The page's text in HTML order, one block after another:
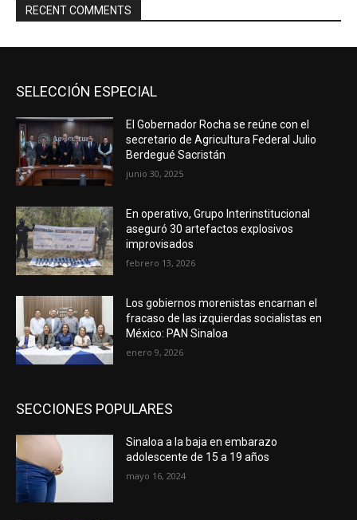
RECENT COMMENTS
SELECCIÓN ESPECIAL
El Gobernador Rocha se reúne con el
secretario de Agricultura Federal Julio
Berdegué Sacristán
junio 30, 2025
En operativo, Grupo Interinstitucional
aseguró 30 artefactos explosivos
improvisados
febrero 13, 2026
Los gobiernos morenistas encarnan el
fracaso de las izquierdas socialistas en
México: PAN Sinaloa
enero 9, 2026
SECCIONES POPULARES
Sinaloa a la baja en embarazo
adolescente de 15 a 19 años
mayo 16, 2024